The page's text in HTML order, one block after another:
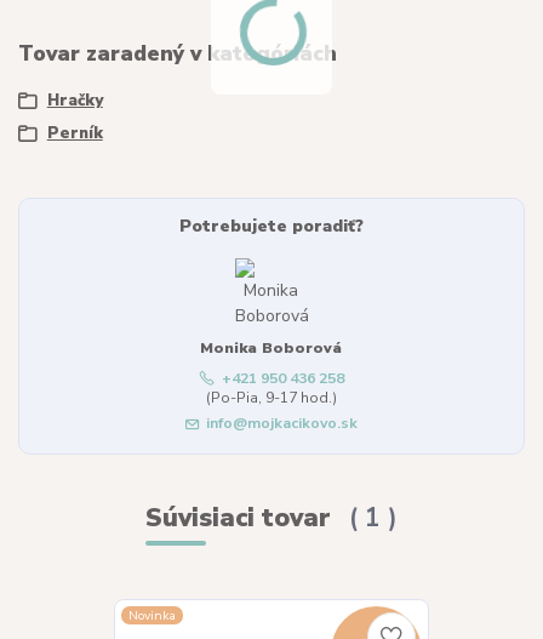
Tovar zaradený v kategóriách
Hračky
Perník
Potrebujete poradiť?
Monika Boborová
+421 950 436 258
(Po-Pia, 9-17 hod.)
info@mojkacikovo.sk
Súvisiaci tovar 1
Novinka